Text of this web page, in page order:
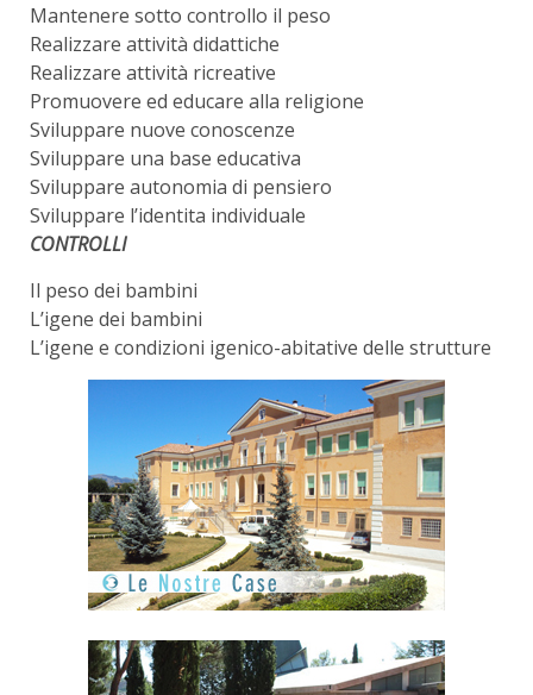
Mantenere sotto controllo il peso
Realizzare attività didattiche
Realizzare attività ricreative
Promuovere ed educare alla religione
Sviluppare nuove conoscenze
Sviluppare una base educativa
Sviluppare autonomia di pensiero
Sviluppare l’identita individuale
CONTROLLI
Il peso dei bambini
L’igene dei bambini
L’igene e condizioni igenico-abitative delle strutture